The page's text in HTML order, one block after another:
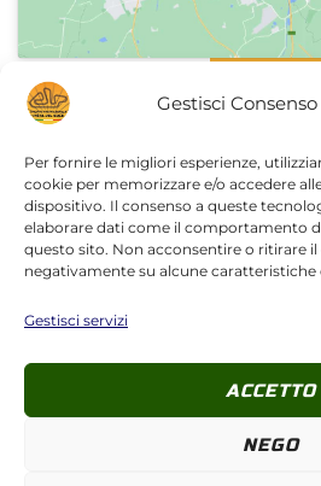
Gestisci
Per fornire le migliori esperienze,
cookie per memorizzare e/o accedere
dispositivo. Il consenso a queste
elaborare dati come il comportamento
questo sito. Non acconsentire o ritirare
negativamente su alcune caratteristiche
Gestisci servizi
ACCETTO
NEGO
Fai clic su "Accetto" per
maps
Cookie